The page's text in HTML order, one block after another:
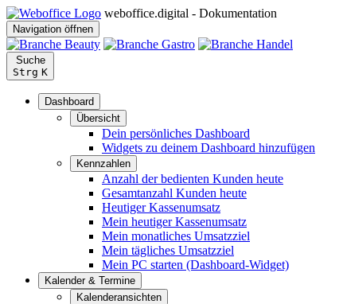
weboffice.digital - Dokumentation
Navigation öffnen
Suche
Strg K
Dashboard
Übersicht
Dein persönliches Dashboard
Widgets zu deinem Dashboard hinzufügen
Kennzahlen
Anzahl der bedienten Kunden heute
Gesamtanzahl Kunden heute
Heutiger Kassenumsatz
Mein heutiger Kassenumsatz
Mein monatliches Umsatzziel
Mein tägliches Umsatzziel
Mein PC starten (Dashboard-Widget)
Kalender & Termine
Kalenderansichten